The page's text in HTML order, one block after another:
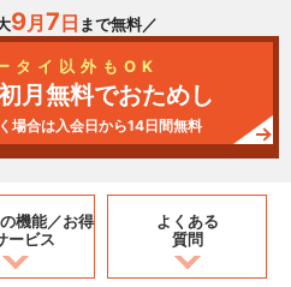
9月 7 日 まで無料／
タイ以外もOK
月無料でおためし
場合は入会日から14日間無料
機能／お得
ービス
よくある
質問